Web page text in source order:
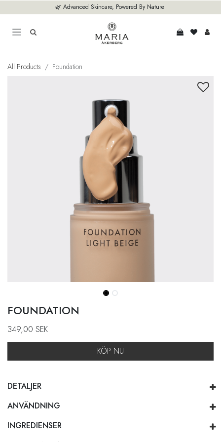
🌿 Advanced Skincare, Powered By Nature
All Products Foundation
FOUNDATION
349,00 SEK
KÖP NU
DETALJER
ANVÄNDNING
INGREDIENSER